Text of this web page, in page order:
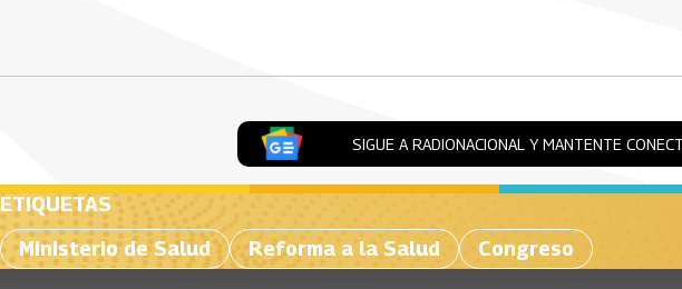
SIGUE A RADIONACIONAL Y MANTENTE
ETIQUETAS
Ministerio de Salud
Reforma a la Salud Congreso